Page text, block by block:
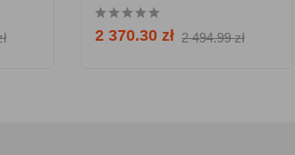
2 370.30 zł 2 494.99 zł